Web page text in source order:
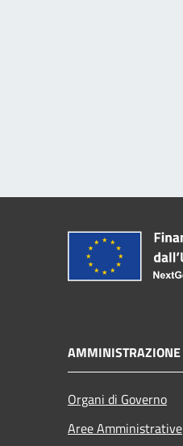
AMMINISTRAZIONE
Organi di Governo
Aree Amministrative